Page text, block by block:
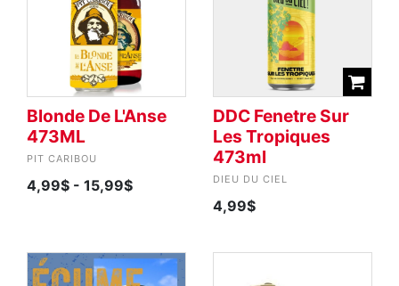
Blonde De L'Anse
473ML
PIT CARIBOU
4,99$ - 15,99$
DDC Fenetre Sur
Les Tropiques
473ml
DIEU DU CIEL
4,99$